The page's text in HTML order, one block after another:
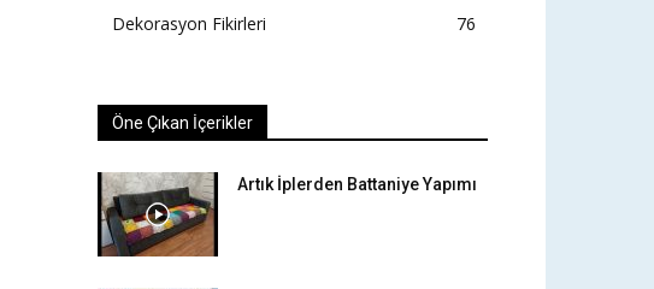
Dekorasyon Fikirleri
76
Öne Çıkan İçerikler
Artık İplerden Battaniye Yapımı